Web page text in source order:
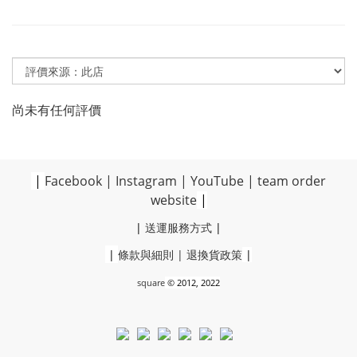
尚未有任何評價
| Facebook | Instagram | YouTube | team order
website|
| 送運服務方式 |
| 條款與細則 | 退換貨政策 |
square © 2012, 2022